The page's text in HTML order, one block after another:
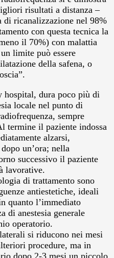
risultati a distanza –
di ricanalizzazione nel 98%
con questa tecnica la
il 70%) con malattia
limite può essere
della safena, o
hospital, dura poco più di
locale nel punto di
sempre
termine il paziente indossa
alzarsi,
un’ora; nella
successivo il paziente
lavorative.
di trattamento sono
antiestetiche, ideali
quanto l’immediato
di anestesia generale
operatorio.
si riducono nei mesi
procedure, ma in
dopo 2-3 mesi un piccolo